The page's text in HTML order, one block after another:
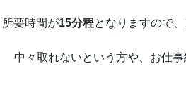
所要時間が15分程となりますので
中々取れないという方や、お仕